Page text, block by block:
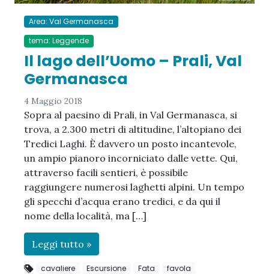
Area: Val Germanasca
tema: Leggende
Il lago dell’Uomo – Prali, Val
Germanasca
4 Maggio 2018
Sopra al paesino di Prali, in Val Germanasca, si
trova, a 2.300 metri di altitudine, l’altopiano dei
Tredici Laghi. È davvero un posto incantevole,
un ampio pianoro incorniciato dalle vette. Qui,
attraverso facili sentieri, è possibile
raggiungere numerosi laghetti alpini. Un tempo
gli specchi d’acqua erano tredici, e da qui il
nome della località, ma […]
Leggi tutto »
cavaliere Escursione Fata
favola